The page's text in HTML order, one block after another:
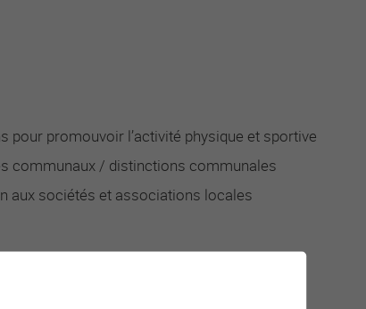
pour promouvoir l’activité physique et sportive
communaux / distinctions communales
aux sociétés et associations locales